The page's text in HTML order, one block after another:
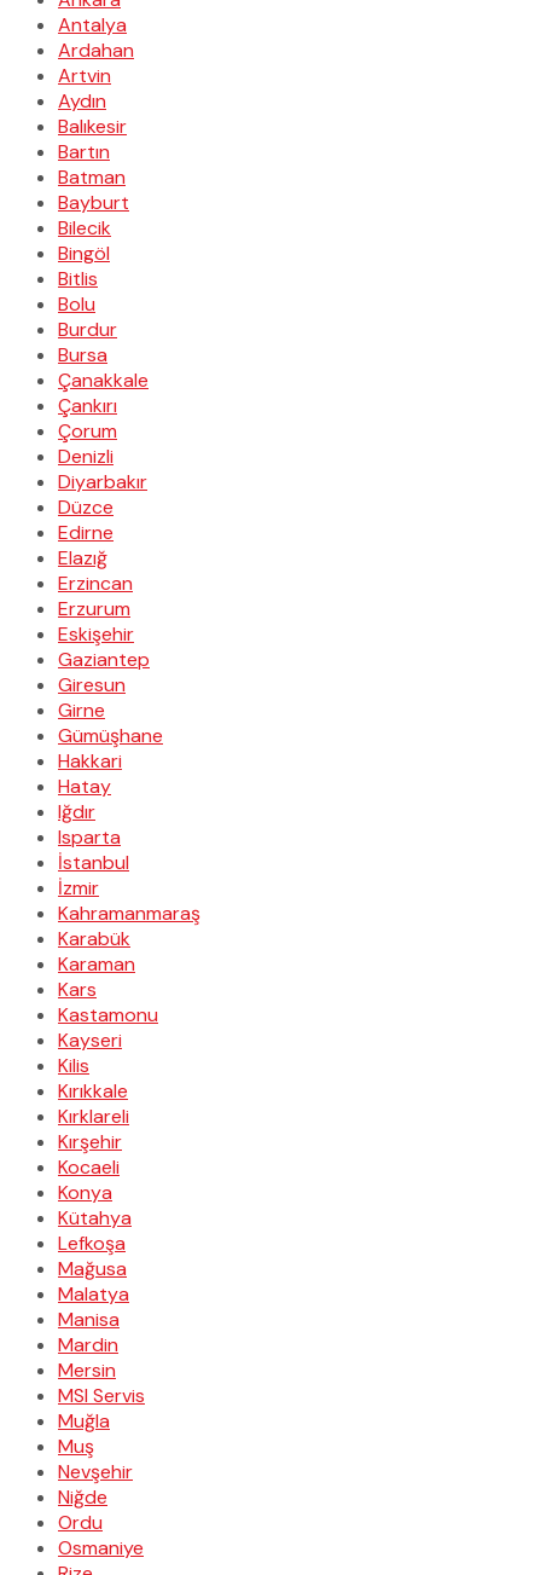
Antalya
Ardahan
Artvin
Aydın
Balıkesir
Bartın
Batman
Bayburt
Bilecik
Bingöl
Bitlis
Bolu
Burdur
Bursa
Çanakkale
Çankırı
Çorum
Denizli
Diyarbakır
Düzce
Edirne
Elazığ
Erzincan
Erzurum
Eskişehir
Gaziantep
Giresun
Girne
Gümüşhane
Hakkari
Hatay
Iğdır
Isparta
İstanbul
İzmir
Kahramanmaraş
Karabük
Karaman
Kars
Kastamonu
Kayseri
Kilis
Kırıkkale
Kırklareli
Kırşehir
Kocaeli
Konya
Kütahya
Lefkoşa
Mağusa
Malatya
Manisa
Mardin
Mersin
MSI Servis
Muğla
Muş
Nevşehir
Niğde
Ordu
Osmaniye